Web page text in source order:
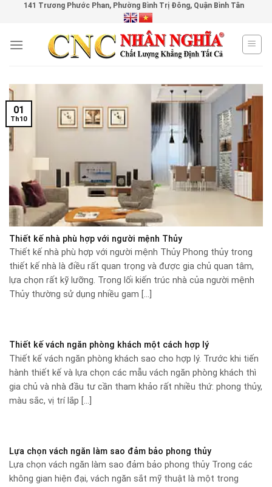
content
141 Trương Phước Phan, Phường Bình Trị Đông, Quận Bình Tân
Thiết kế nhà phù hợp với người mệnh Thủy
Thiết kế nhà phù hợp với người mệnh Thủy Phong thủy trong
thiết kế nhà là điều rất quan trọng và được gia chủ quan tâm,
lựa chọn rất kỹ lưỡng. Trong lối kiến trúc nhà của người mệnh
Thủy thường sử dụng nhiều gam [...]
01
Th10
Thiết kế vách ngăn phòng khách một cách hợp lý
Thiết kế vách ngăn phòng khách sao cho hợp lý. Trước khi tiến
hành thiết kế và lựa chọn các mẫu vách ngăn phòng khách thì
gia chủ và nhà đầu tư cần tham khảo rất nhiều thứ: phong thủy,
màu sắc, vị trí lắp [...]
Lựa chọn vách ngăn làm sao đảm bảo phong thủy
Lựa chọn vách ngăn làm sao đảm bảo phong thủy Trong các
không gian hiện đại, vách ngăn sắt mỹ thuật là một trong